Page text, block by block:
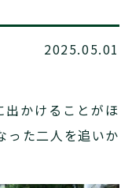
2025.05.01
かけることがほ
った二人を追いか